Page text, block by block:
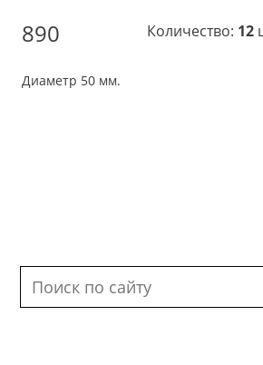
890
Количество: 12
Диаметр 50 мм.